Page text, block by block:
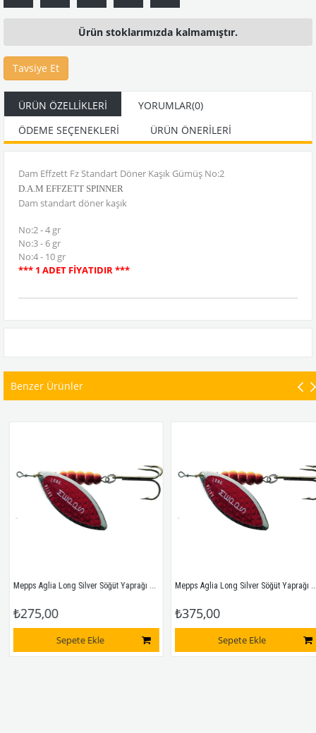
Ürün stoklarımızda kalmamıştır.
Tavsiye Et
ÜRÜN ÖZELLIKLERI YORUMLAR(0)
ÖDEME SEÇENEKLERI
ÜRÜN ÖNERILERI
Dam Effzett Fz Standart Döner Kaşık Gümüş No:2
D.A.M EFFZETT SPINNER
Dam standart döner kaşık
No:2 - 4 gr
No:3 - 6 gr
No:4 - 10 gr
*** 1 ADET FİYATIDIR ***
Benzer Ürünler
Mepps Aglia Long Silver Söğüt Yaprağı Kırmızı Döner Kaşık No:2
₺275,00
Sepete Ekle
Mepps Aglia Long Silver Söğüt Yaprağı Kırmızı Döner Kaşık No:3
₺375,00
Sepete Ekle